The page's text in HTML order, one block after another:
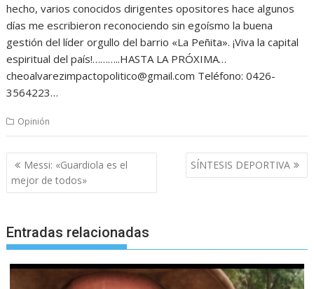
hecho, varios conocidos dirigentes opositores hace algunos
días me escribieron reconociendo sin egoísmo la buena
gestión del líder orgullo del barrio «La Peñita». ¡Viva la capital
espiritual del país!………..HASTA LA PRÓXIMA…
cheoalvarezimpactopolitico@gmail.com Teléfono: 0426-
3564223…
Opinión
Navegación
de
entradas
Messi: «Guardiola es el
mejor de todos»
SÍNTESIS DEPORTIVA
Entradas relacionadas